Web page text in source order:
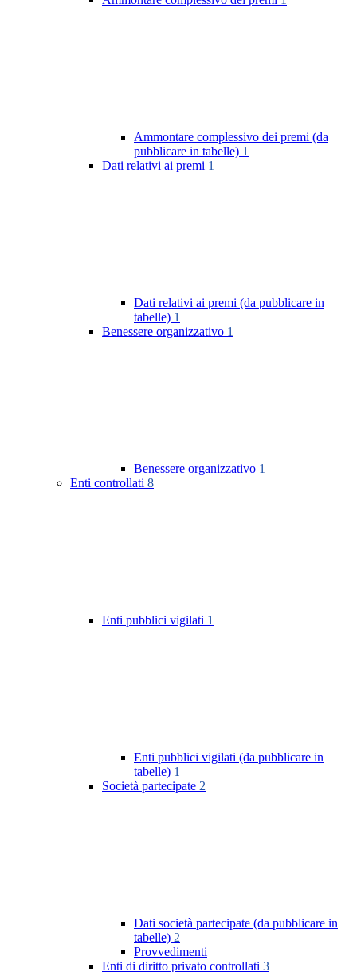
Ammontare complessivo dei premi (da
pubblicare in tabelle) 1
Dati relativi ai premi 1
Dati relativi ai premi (da pubblicare in
tabelle) 1
Benessere organizzativo 1
Benessere organizzativo 1
Enti controllati 8
Enti pubblici vigilati 1
Enti pubblici vigilati (da pubblicare in
tabelle) 1
Società partecipate 2
Dati società partecipate (da pubblicare in
tabelle) 2
Provvedimenti
Enti di diritto privato controllati 3